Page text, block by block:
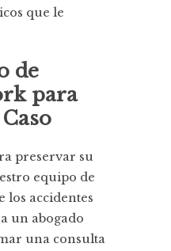
que le
de
para
preservar su
equipo de
los accidentes
un abogado
una consulta